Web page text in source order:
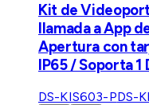
Kit de
llamada a App
Apertura con
IP65 / Soporta
DS-KIS603-PDS-